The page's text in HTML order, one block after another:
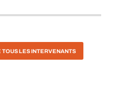
LES INTERVENANTS